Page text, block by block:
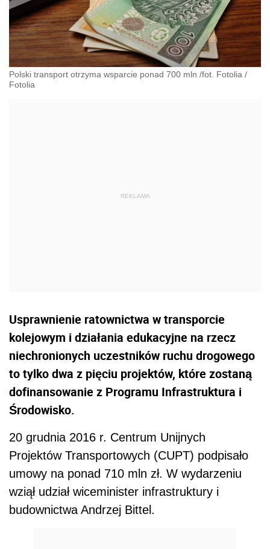
Polski transport otrzyma wsparcie ponad 700 mln /fot. Fotolia /
Fotolia
Usprawnienie ratownictwa w transporcie
kolejowym i działania edukacyjne na rzecz
niechronionych uczestników ruchu drogowego
to tylko dwa z pięciu projektów, które zostaną
dofinansowanie z Programu Infrastruktura i
Środowisko.
20 grudnia 2016 r. Centrum Unijnych
Projektów Transportowych (CUPT) podpisało
umowy na ponad 710 mln zł. W wydarzeniu
wziął udział wiceminister infrastruktury i
budownictwa Andrzej Bittel.